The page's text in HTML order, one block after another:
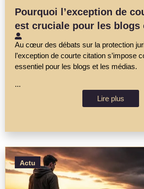
Pourquoi l’exception de
est cruciale pour les blogs
Au cœur des débats sur la protection
l’exception de courte citation s’impose
essentiel pour les blogs et les médias.
...
Lire plus
Actu